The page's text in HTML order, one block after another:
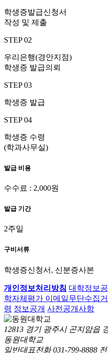
학생증발급신청서
작성 및 제출
STEP 02
우리은행(경안지점)
학생증 발급의뢰
STEP 03
학생증 발급
STEP 04
학생증 수령
(학과사무실)
발급 비용
수수료 : 2,000원
발급 기간
2주일
구비서류
학생증신청서, 신분증사본
개인정보처리방침 대학정보공
학자체평가 이메일무단수집
령 정보공개 사전공개사항
12813 경기 광주시 곤지암읍
동원대학교
일반대표전화 031-799-8888